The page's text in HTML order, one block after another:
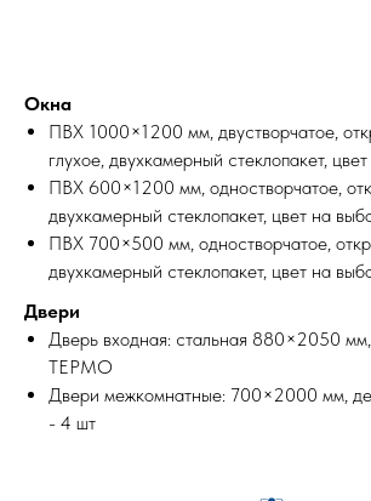
Окна
ПВХ 1000×1200 мм, двустворчатое,
глухое, двухкамерный стеклопакет,
ПВХ 600×1200 мм, одностворчатое,
двухкамерный стеклопакет, цвет на
ПВХ 700×500 мм, одностворчатое,
двухкамерный стеклопакет, цвет на
Двери
Дверь входная: стальная 880×2050
ТЕРМО
Двери межкомнатные: 700×2000 мм,
- 4 шт